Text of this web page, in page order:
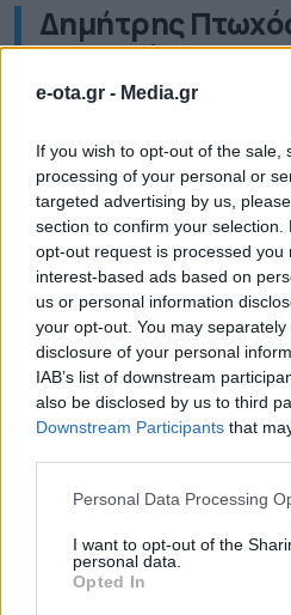
e-ota.gr - Media.gr
If you wish to opt-out of the sale,
processing of your personal or
targeted advertising by us,
section to confirm your
opt-out request is processed you
interest-based ads based on
us or personal information
your opt-out. You may
disclosure of your personal
IAB’s list of downstream
also be disclosed by us to third
Downstream Participants that
Personal Data Processing
I want to opt-out of the
personal data.
Opted In
Δημήτρης
«Επενδύουμε
χτίζουμε το
Στην ενίσχυση των
χρηματοδοτικό κύκλο
η Περιφέρεια
πόρους του ΕΤΠΑ, όπως
Περιφερειάρχης
Όπως τόνισε ο κ. Πτωχός,
παιδεία, χτίζουμε το μέλλον
επισημαίνοντας ότι «τις
αντιμετωπίζουμε ως έργα
14.02.2026 - 09.41